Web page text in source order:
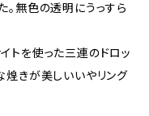
。無色の透明にうっすら
トを使った三連のドロッ
煌きが美しいいやリング